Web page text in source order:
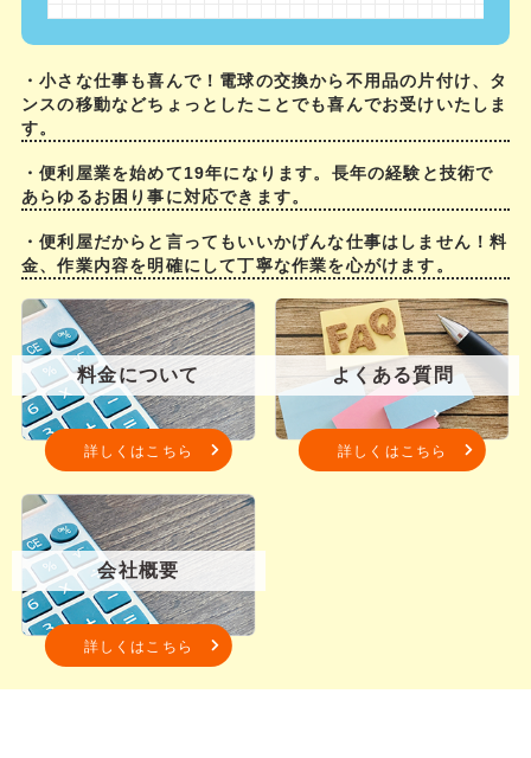
・小さな仕事も喜んで！電球の交換から不用品の片付け、タ
ンスの移動などちょっとしたことでも喜んでお受けいたしま
す。
・便利屋業を始めて19年になります。長年の経験と技術で
あらゆるお困り事に対応できます。
・便利屋だからと言ってもいいかげんな仕事はしません！料
金、作業内容を明確にして丁寧な作業を心がけます。
料金について
詳しくはこちら
よくある質問
詳しくはこちら
会社概要
詳しくはこちら